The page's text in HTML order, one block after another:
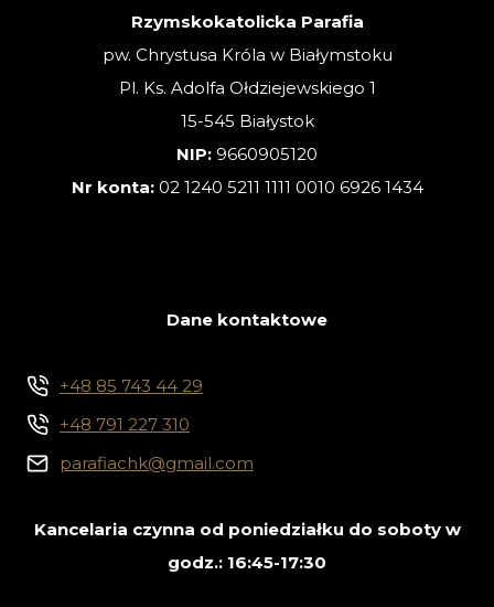
Rzymskokatolicka Parafia
pw. Chrystusa Króla w Białymstoku
Pl. Ks. Adolfa Ołdziejewskiego 1
15-545 Białystok
NIP: 9660905120
Nr konta: 02 1240 5211 1111 0010 6926 1434
Dane kontaktowe
+48 85 743 44 29
+48 791 227 310
parafiachk@gmail.com
Kancelaria czynna od poniedziałku do soboty w
godz.: 16:45-17:30